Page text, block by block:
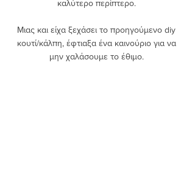
καλύτερο περίπτερο.
Μιας και είχα ξεχάσει το προηγούμενο diy
κουτί/κάλπη, έφτιαξα ένα καινούριο για να
μην χαλάσουμε το έθιμο.